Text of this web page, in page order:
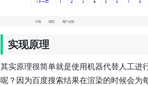
实现原理
其实原理很简单就是使用机器代替人工进
呢？因为百度搜索结果在渲染的时候会